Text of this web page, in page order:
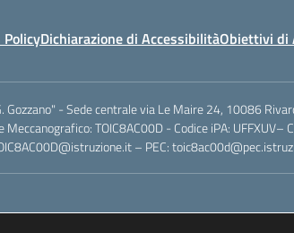
PolicyDichiarazione di AccessibilitàObiettivi di
- Sede centrale via Le Maire 24, 10086
TOIC8AC00D - Codice iPA:
– PEC: